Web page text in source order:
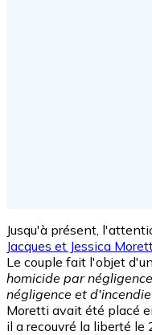
Jusqu'à présent,
Jacques et Jessica
Le couple fait l'objet
homicide par
négligence et
Moretti avait été placé
il a recouvré la liberté le